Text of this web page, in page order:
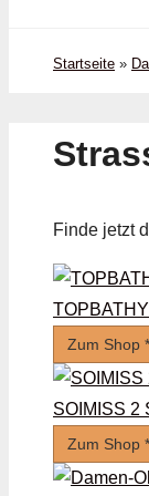
Startseite »
Finde jetzt
Zum Shop *
SOIMISS 2
Zum Shop *